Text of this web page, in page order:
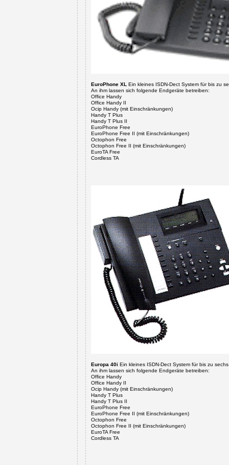
EuroPhone XL Ein kleines ISDN-Dect System für bis zu
An ihm lassen sich folgende Endgeräte betreiben:
Office Handy
Office Handy II
Ocip Handy (mit Einschränkungen)
Handy T Plus
Handy T Plus II
EuroPhone Free
EuroPhone Free II (mit Einschränkungen)
Octophon Free
Octophon Free II (mit Einschränkungen)
EuroTA Free
Cordless TA
Europa 40i Ein kleines ISDN-Dect System für bis zu
An ihm lassen sich folgende Endgeräte betreiben:
Office Handy
Office Handy II
Ocip Handy (mit Einschränkungen)
Handy T Plus
Handy T Plus II
EuroPhone Free
EuroPhone Free II (mit Einschränkungen)
Octophon Free
Octophon Free II (mit Einschränkungen)
EuroTA Free
Cordless TA